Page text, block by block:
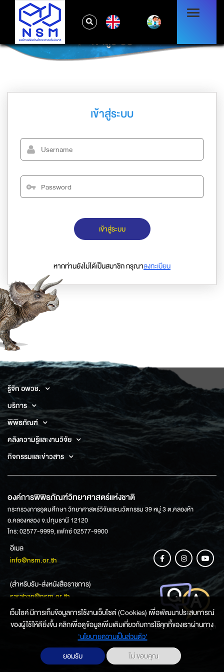
เข้าสู่ระบบ
เข้าสู่ระบบ
เข้าสู่ระบบ
หากท่านยังไม่ได้เป็นสมาชิก กรุณาลงทะเบียน
รู้จัก อพวช.
บริการ
พิพิธภัณฑ์
คลังความรู้และงานวิจัย
กิจกรรมและข่าวสาร
องค์การพิพิธภัณฑ์วิทยาศาสตร์แห่งชาติ
กระทรวงการอุดมศึกษา วิทยาศาสตร์วิจัยและนวัตกรรม 39 หมู่ 3 ต.คลองห้า
อ.คลองหลวง จ.ปทุมธานี 12120
โทร: 02577-9999, แฟกซ์ 02577-9900
อีเมล
info@nsm.or.th
(สำหรับรับ-ส่งหนังสือราชการ)
saraban@nsm.or.th
ช่องทางการสอบถามข้อมูล
เว็บไซค์ มีการเก็บข้อมูลการใช้งานเว็บไซต์ (Cookies) เพื่อพัฒนาประสบการณ์
ของผู้ใช้ให้ดียิ่งขึ้น คลิกเพื่อดูข้อมูลเพิ่มเติมเกี่ยวกับการใช้คุกกี้ของเราผ่านทาง
‘นโยบายความเป็นส่วนตัว'
ยอมรับ
ไม่ ขอบคุณ